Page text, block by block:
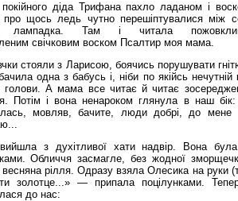
покійного діда Трифана пахло ладаном і
про щось ледь чутно перешіптувалися між
лампадка. Там і читала
свічковим воском Псалтир моя мама.
стояли з Ларисою, боячись порушувати
одна з бабусь і, ніби по якійсь нечутній
голови. А мама все читає й читає
Потім і вона ненароком глянула в наш
мовляв, бачите, люди добрі, до мене
з духітливої хати надвір. Вона
Обличчя засмагле, без жодної
весняна рілля. Одразу взяла Олесика на руки
золотце...» — припала поцілунками.
до нас: